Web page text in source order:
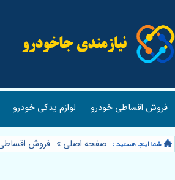
فروش اقساطی خودرو لوازم یدکی خودرو
صفحه اصلی » فروش